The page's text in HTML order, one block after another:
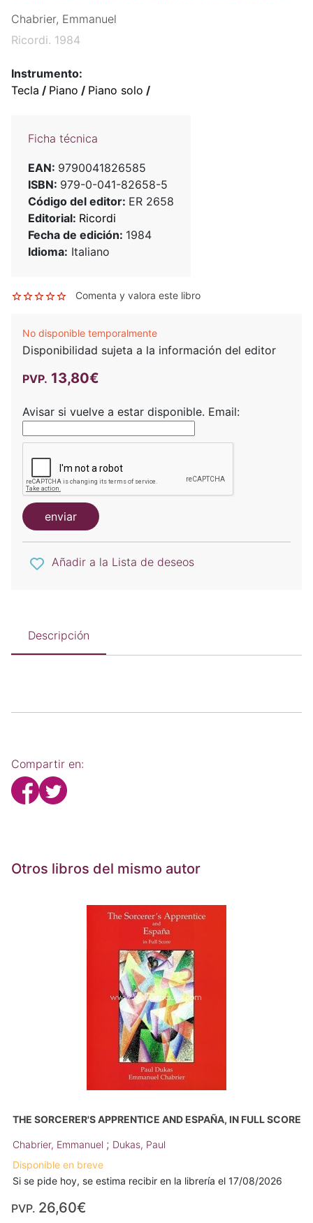
Chabrier, Emmanuel
Ricordi. 1984
Instrumento:
Tecla / Piano / Piano solo /
Ficha técnica
EAN: 9790041826585
ISBN: 979-0-041-82658-5
Código del editor: ER 2658
Editorial: Ricordi
Fecha de edición: 1984
Idioma: Italiano
Comenta y valora este libro
No disponible temporalmente
Disponibilidad sujeta a la información del editor
PVP. 13,80€
Avisar si vuelve a estar disponible. Email:
enviar
Añadir a la Lista de deseos
Descripción
Compartir en:
Otros libros del mismo autor
THE SORCERER'S APPRENTICE AND ESPAÑA, IN FULL SCORE
Chabrier, Emmanuel ; Dukas, Paul
Disponible en breve
Si se pide hoy, se estima recibir en la librería el 17/08/2026
PVP. 26,60€